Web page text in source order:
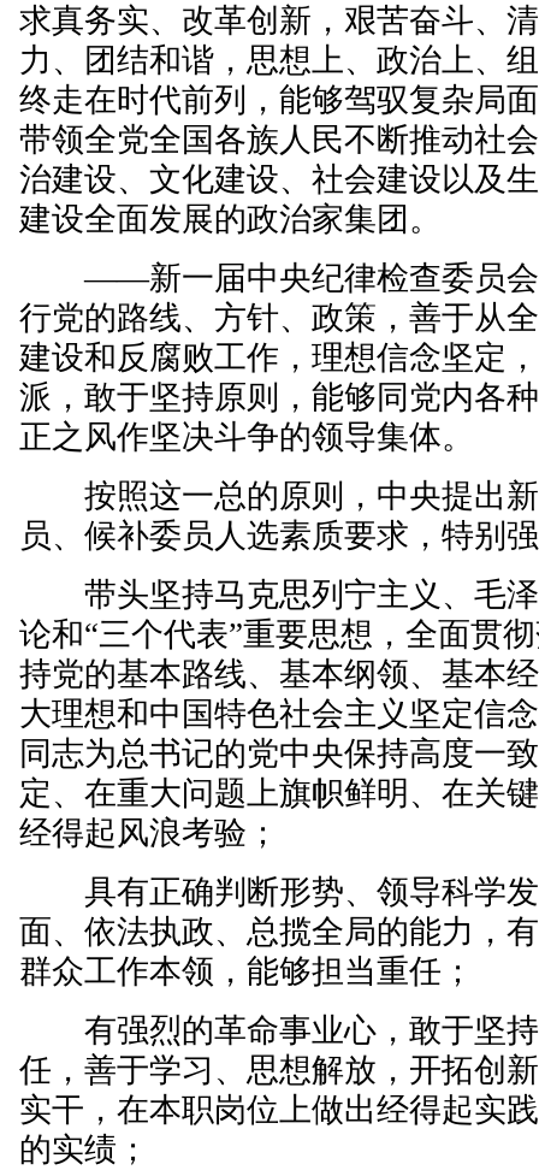
求真务实、改革创新，艰苦奋斗、
力、团结和谐，思想上、政治上、
终走在时代前列，能够驾驭复杂局
带领全党全国各族人民不断推动社
治建设、文化建设、社会建设以及
建设全面发展的政治家集团。
——新一届中央纪律检查委员会
行党的路线、方针、政策，善于从
建设和反腐败工作，理想信念坚定
派，敢于坚持原则，能够同党内各
正之风作坚决斗争的领导集体。
按照这一总的原则，中央提出新
员、候补委员人选素质要求，特
带头坚持马克思列宁主义、毛泽
论和“三个代表”重要思想，全面贯
持党的基本路线、基本纲领、基本
大理想和中国特色社会主义坚定信
同志为总书记的党中央保持高度一
定、在重大问题上旗帜鲜明、在关
经得起风浪考验；
具有正确判断形势、领导科学发
面、依法执政、总揽全局的能力，
群众工作本领，能够担当重任；
有强烈的革命事业心，敢于坚持
任，善于学习、思想解放，开拓创
实干，在本职岗位上做出经得起实
的实绩；